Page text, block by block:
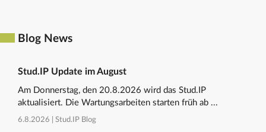
Blog News
Stud.IP Update im August
Am Donnerstag, den 20.8.2026 wird das Stud.IP
aktualisiert. Die Wartungsarbeiten starten früh ab ...
6.8.2026 | Stud.IP Blog